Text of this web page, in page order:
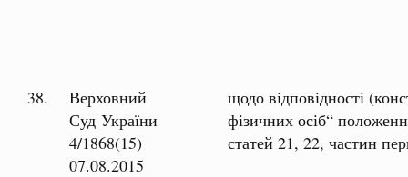
38.
Верховний
Суд України
4/1868(15)
07.08.2015
щодо відповідності
фізичних осіб“
статей 21, 22, частин